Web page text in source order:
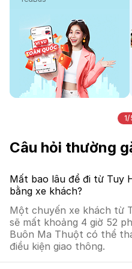
1/
Câu hỏi thường
Mất bao lâu để đi từ Tuy
bằng xe khách?
Một chuyến xe khách từ
sẽ mất khoảng 4 giờ 52
Buôn Ma Thuột có thể
điều kiện giao thông.